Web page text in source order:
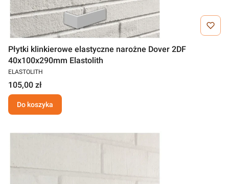
Płytki klinkierowe elastyczne narożne Dover 2DF
40x100x290mm Elastolith
ELASTOLITH
105,00 zł
Do koszyka